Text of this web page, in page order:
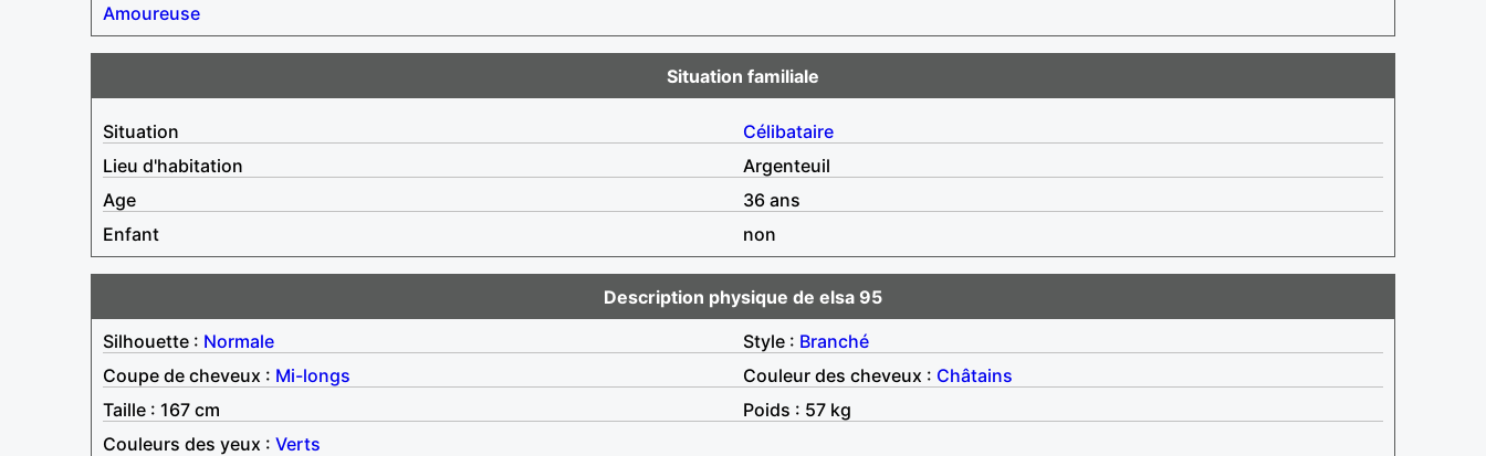
Amoureuse
Situation familiale
Situation
Célibataire
Lieu d'habitation
Argenteuil
Age
36 ans
Enfant
non
Description physique de elsa 95
Silhouette : Normale Style : Branché
Coupe de cheveux : Mi-longs Couleur des cheveux : Châtains
Taille : 167 cm
Poids : 57 kg
Couleurs des yeux : Verts